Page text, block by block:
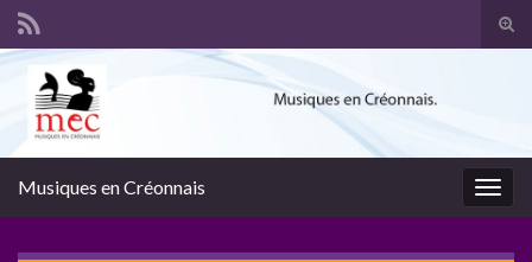
Musiques en Créonnais